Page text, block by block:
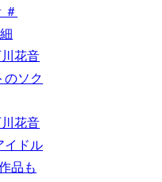
＃
花音
のソク
花音
イドル
品も